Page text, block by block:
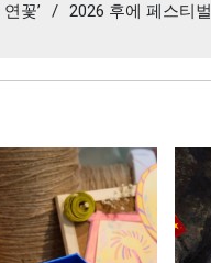
꽃’ / 2026 후에 페스티벌